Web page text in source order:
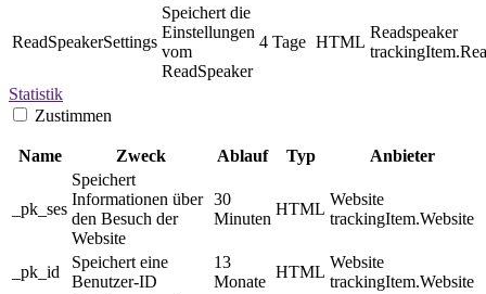
ReadSpeakerSettings
Speichert die
Einstellungen
vom
ReadSpeaker
4 Tage HTML
Readspeaker
Statistik
Zustimmen
Name Zweck Ablauf Typ Anbieter
_pk_ses
Speichert
Informationen über
den Besuch der
Website
30
Minuten
HTML
Website
trackingItem.Website
_pk_id
Speichert eine
Benutzer-ID
13
Monate
HTML
Website
trackingItem.Website